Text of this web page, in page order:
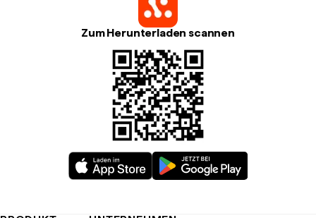
Zum Herunterladen scannen